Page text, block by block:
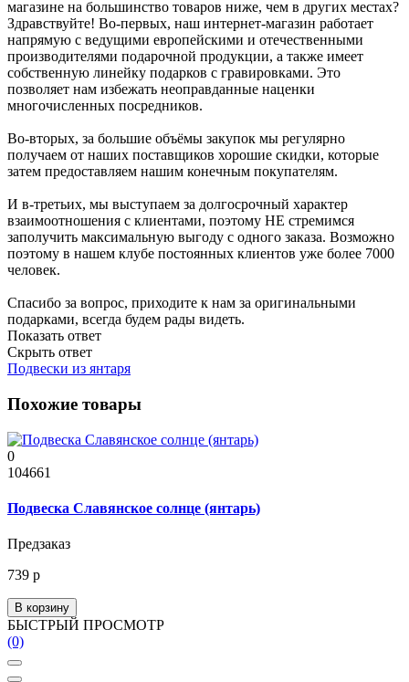
магазине на большинство товаров ниже, чем в других местах?
Здравствуйте! Во-первых, наш интернет-магазин работает
напрямую с ведущими европейскими и отечественными
производителями подарочной продукции, а также имеет
собственную линейку подарков с гравировками. Это
позволяет нам избежать неоправданные наценки
многочисленных посредников.
Во-вторых, за большие объёмы закупок мы регулярно
получаем от наших поставщиков хорошие скидки, которые
затем предоставляем нашим конечным покупателям.
И в-третьих, мы выступаем за долгосрочный характер
взаимоотношения с клиентами, поэтому НЕ стремимся
заполучить максимальную выгоду с одного заказа. Возможно
поэтому в нашем клубе постоянных клиентов уже более 7000
человек.
Спасибо за вопрос, приходите к нам за оригинальными
подарками, всегда будем рады видеть.
Показать ответ
Скрыть ответ
Подвески из янтаря
Похожие товары
0
104661
Подвеска Славянское солнце (янтарь)
Предзаказ
739 р
В корзину
БЫСТРЫЙ ПРОСМОТР
(0)